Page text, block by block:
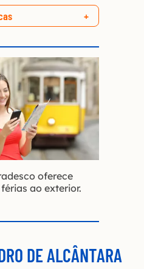
oferece
ao exterior.
DE ALCÂNTARA